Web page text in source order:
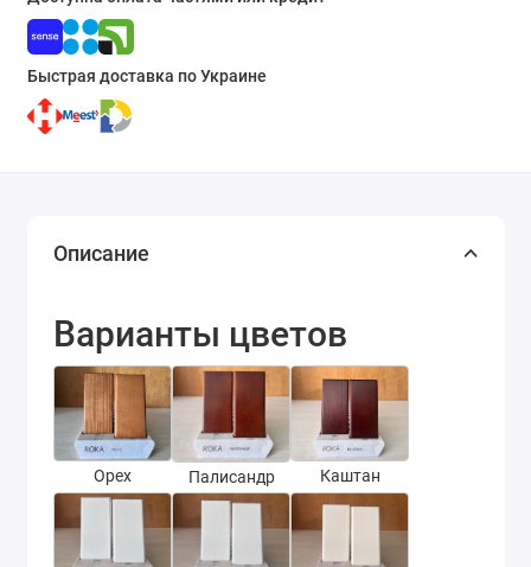
Быстрая доставка по Украине
Описание
Варианты цветов
Орех Палисандр Каштан